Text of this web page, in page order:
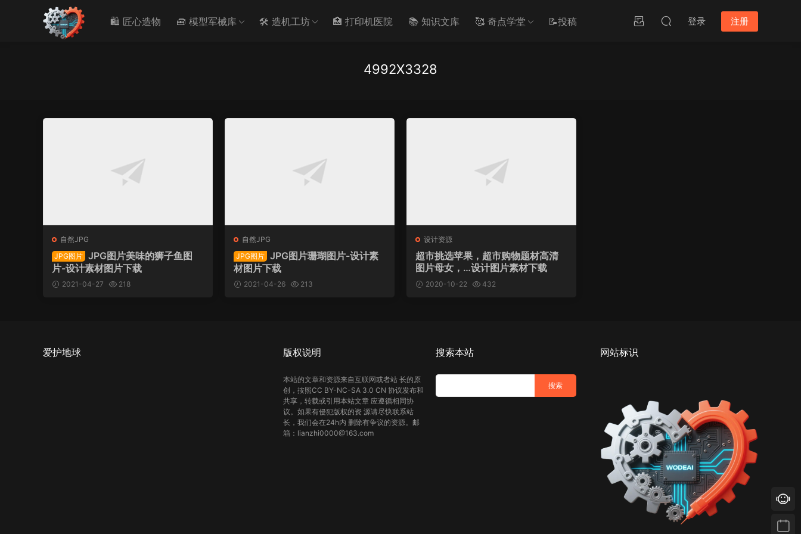
🛍️ 匠心造物 🧰 模型军械库 🛠️ 造机工坊 🏥 打印机医院 📚 知识文库 🥰 奇点学堂 📝投稿 登录 注册
4992X3328
自然JPG
JPG图片 JPG图片美味的狮子鱼图
片-设计素材图片下载
2021-04-27 218
自然JPG
JPG图片 JPG图片珊瑚图片-设计素
材图片下载
2021-04-26 213
设计资源
超市挑选苹果，超市购物题材高清
图片母女，…设计图片素材下载
2020-10-22 432
爱护地球 版权说明
本站的文章和资源来自互联网或者站 长的原
创，按照CC BY-NC-SA 3.0 CN 协议发布和
共享，转载或引用本站文章 应遵循相同协
议。如果有侵犯版权的资 源请尽快联系站
长，我们会在24h内 删除有争议的资源。邮
箱：lianzhi0000@163.com
搜索本站 网站标识